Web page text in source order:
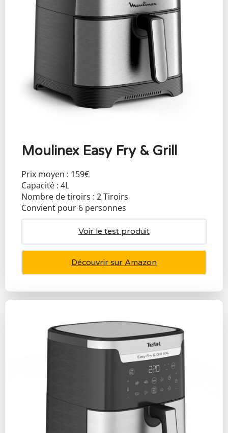
Moulinex Easy Fry & Grill
Prix moyen : 159€
Capacité : 4L
Nombre de tiroirs : 2 Tiroirs
Convient pour 6 personnes
Voir le test produit
Découvrir sur Amazon